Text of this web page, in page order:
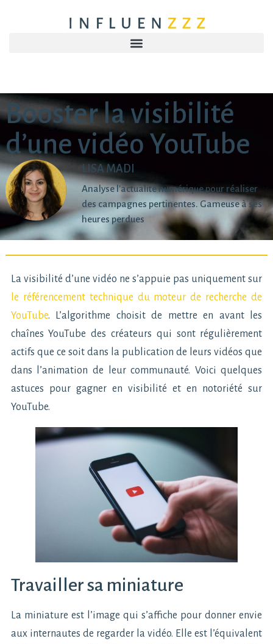
Booster la visibilité
d’une vidéo YouTube
LISA MADI
Analyse l'actualité numérique pour réaliser
des campagnes pertinentes. Gameuse à ses
heures perdues
La visibilité d’une vidéo ne s’appuie pas uniquement sur
le référencement technique du moteur de recherche de
YouTube. L’algorithme choisit de mettre en avant les
chaînes YouTube des créateurs qui sont régulièrement
actifs que ce soit dans la publication de leurs vidéos que
dans l’animation de leur communauté. Voici quelques
astuces pour gagner en visibilité et en notoriété sur
YouTube.
Travailler sa miniature
La miniature est l’image qui s’affiche pour donner envie
aux internautes de regarder la vidéo. Elle est l’équivalent